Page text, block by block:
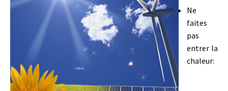
Ne
faites
pas
entrer la
chaleur: